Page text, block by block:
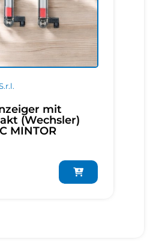
mit
(Wechsler)
MINTOR